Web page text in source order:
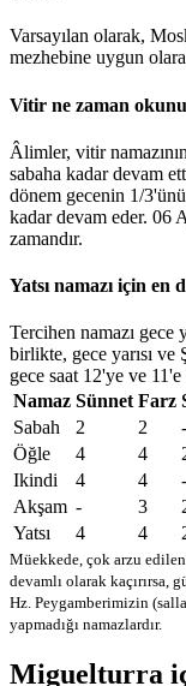
Varsayılan olarak,
mezhebine uygun
Vitir ne zaman
Âlimler, vitir
sabaha kadar devam
dönem gecenin 1/
kadar devam eder. 06
zamandır.
Yatsı namazı için en
Tercihen namazı gece
birlikte, gece yarısı ve
gece saat 12'ye ve
Namaz Sünnet Farz
Sabah
2 2 -
Öğle
4 4
Ikindi
4 4 -
Akşam - 3
Yatsı
4 4
Müekkede, çok arzu
devamlı olarak kaçırırsa,
Hz. Peygamberimizin
yapmadığı namazlardır.
Miguelturra